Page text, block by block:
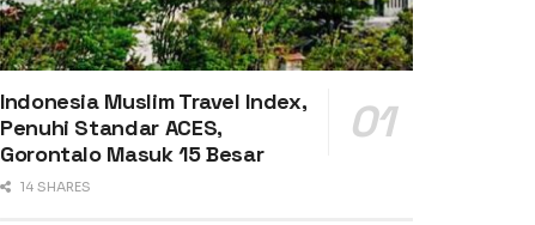
Indonesia Muslim Travel Index,
Penuhi Standar ACES,
Gorontalo Masuk 15 Besar
14 SHARES